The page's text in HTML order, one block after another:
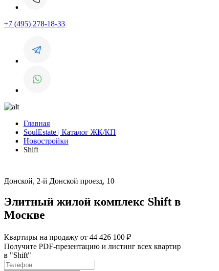
+7 (495) 278-18-33
Главная
SoulEstate | Каталог ЖК/КП
Новостройки
Shift
Донской, 2-й Донской проезд, 10
Элитный жилой комплекс Shift в
Москве
Квартиры на продажу от 44 426 100 ₽
Получите PDF-презентацию и листинг всех квартир
в "Shift"